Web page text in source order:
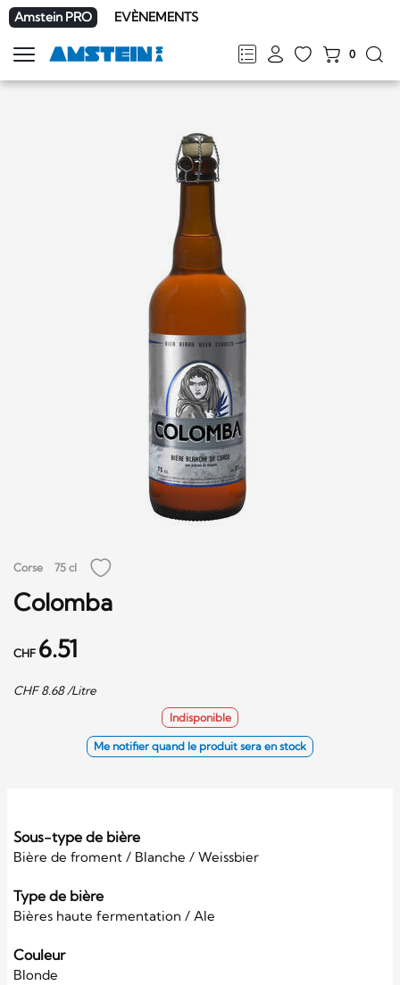
Amstein PRO EVÈNEMENTS
FRDEENIT
0
Afficher
la
Corse 75 cl
Colomba
CHF 6.51
CHF8.68/Litre
Indisponible
Me notifier quand le produit sera en stock
Sous-type de bière
Bière de froment / Blanche / Weissbier
Type de bière
Bières haute fermentation / Ale
Couleur
Blonde